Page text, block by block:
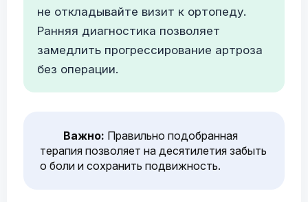
не откладывайте визит к ортопеду.
Ранняя диагностика позволяет
замедлить прогрессирование артроза
без операции.
Важно: Правильно подобранная
терапия позволяет на десятилетия забыть
о боли и сохранить подвижность.